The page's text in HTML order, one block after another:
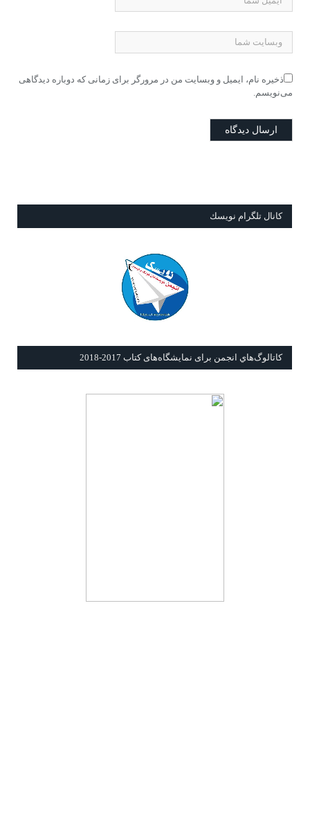
ذخیره نام، ایمیل و وبسایت من در مرورگر برای زمانی که دوباره دیدگاهی
می‌نویسم.
كانال تلگرام نويسك
كاتالوگ‌هاي انجمن برای نمايشگاه‌های كتاب 2017-2018